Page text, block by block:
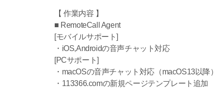
【 作業内容 】
■ RemoteCall Agent
[モバイルサポート]
・iOS,Androidの音声チャット対応
[PCサポート]
・macOSの音声チャット対応（macOS13以降）
・113366.comの新規ページテンプレート追加